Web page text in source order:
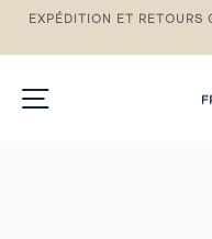
Passez
contenu
EXPÉDITION ET RETOURS
NAVIGATION